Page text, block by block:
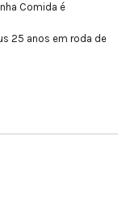
Comida é
25 anos em roda de